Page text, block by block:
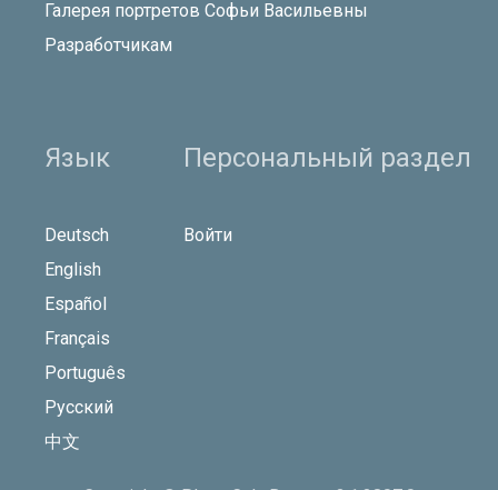
Галерея портретов Софьи Васильевны
Разработчикам
Язык
Deutsch
English
Español
Français
Português
Русский
中文
Персональный раздел
Войти